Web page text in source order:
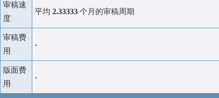
审稿速
度
平均 2.33333 个月的审稿周期
审稿费
用
-
版面费
用
-